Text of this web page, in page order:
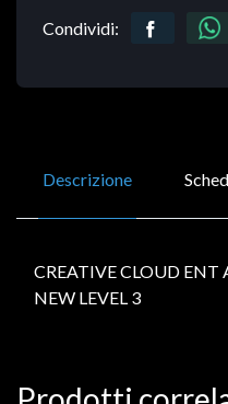
Condividi:
Descrizione
CREATIVE CLOUD ENT
NEW LEVEL 3